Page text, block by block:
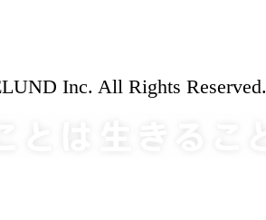
Inc. All Rights Reserved.